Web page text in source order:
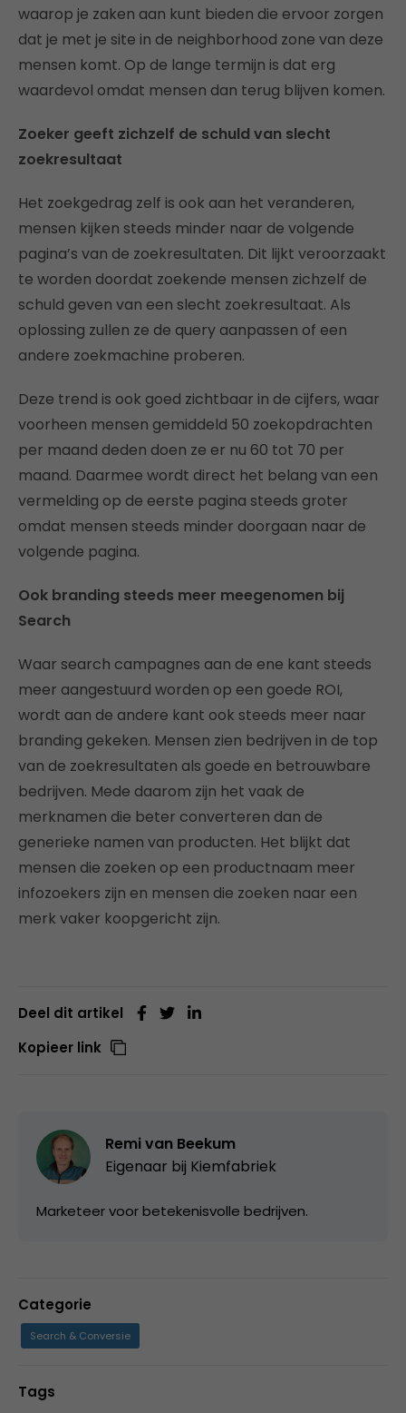
waarop je zaken aan kunt bieden die ervoor zorgen
dat je met je site in de neighborhood zone van deze
mensen komt. Op de lange termijn is dat erg
waardevol omdat mensen dan terug blijven komen.
Zoeker geeft zichzelf de schuld van slecht
zoekresultaat
Het zoekgedrag zelf is ook aan het veranderen,
mensen kijken steeds minder naar de volgende
pagina’s van de zoekresultaten. Dit lijkt veroorzaakt
te worden doordat zoekende mensen zichzelf de
schuld geven van een slecht zoekresultaat. Als
oplossing zullen ze de query aanpassen of een
andere zoekmachine proberen.
Deze trend is ook goed zichtbaar in de cijfers, waar
voorheen mensen gemiddeld 50 zoekopdrachten
per maand deden doen ze er nu 60 tot 70 per
maand. Daarmee wordt direct het belang van een
vermelding op de eerste pagina steeds groter
omdat mensen steeds minder doorgaan naar de
volgende pagina.
Ook branding steeds meer meegenomen bij
Search
Waar search campagnes aan de ene kant steeds
meer aangestuurd worden op een goede ROI,
wordt aan de andere kant ook steeds meer naar
branding gekeken. Mensen zien bedrijven in de top
van de zoekresultaten als goede en betrouwbare
bedrijven. Mede daarom zijn het vaak de
merknamen die beter converteren dan de
generieke namen van producten. Het blijkt dat
mensen die zoeken op een productnaam meer
infozoekers zijn en mensen die zoeken naar een
merk vaker koopgericht zijn.
Deel dit artikel
Kopieer link
Remi van Beekum
Eigenaar bij Kiemfabriek
Marketeer voor betekenisvolle bedrijven.
Categorie
Search & Conversie
Tags